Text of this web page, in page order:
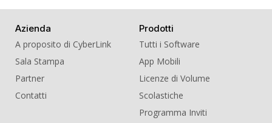
Azienda
A proposito di CyberLink
Sala Stampa
Partner
Contatti
Prodotti
Tutti i Software
App Mobili
Licenze di Volume
Scolastiche
Programma Inviti